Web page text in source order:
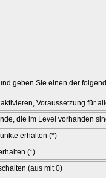
geben Sie einen der
Voraussetzung für
die im Level vorhanden
erhalten (*)
(*)
(aus mit 0)